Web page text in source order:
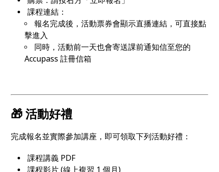
課程連結：
報名完成後，活動票券會顯示直播連結，可直接點
擊進入
同時，活動前一天也會寄送課前通知信至您的
Accupass 註冊信箱
🎁 活動好禮
完成報名並實際參加講座，即可領取下列活動好禮：
課程講義 PDF
課程影片 (線上複習 1 個月)